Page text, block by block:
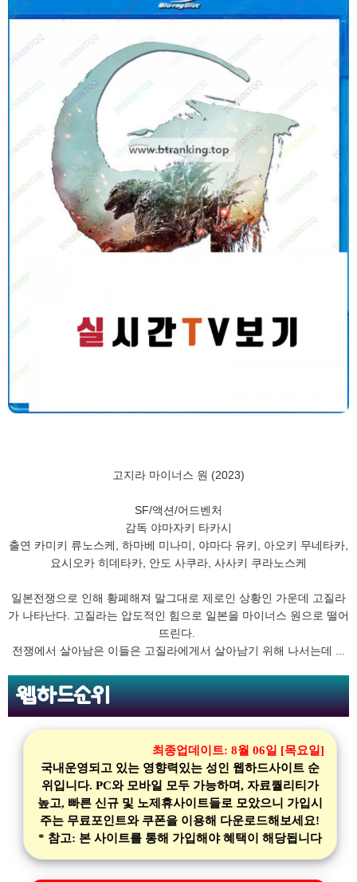
고지라 마이너스 원 (2023)
SF/액션/어드벤처
감독 야마자키 타카시
출연 카미키 류노스케, 하마베 미나미, 야마다 유키, 아오키 무네타카,
요시오카 히데타카, 안도 사쿠라, 사사키 쿠라노스케
일본전쟁으로 인해 황폐해져 말그대로 제로인 상황인 가운데 고질라
가 나타난다. 고질라는 압도적인 힘으로 일본을 마이너스 원으로 떨어
뜨린다.
전쟁에서 살아남은 이들은 고질라에게서 살아남기 위해 나서는데 ...
웹하드순위
최종업데이트: 8월 06일 [목요일]
국내운영되고 있는 영향력있는 성인 웹하드사이트 순
위입니다. PC와 모바일 모두 가능하며, 자료퀄리티가
높고, 빠른 신규 및 노제휴사이트들로 모았으니 가입시
주는 무료포인트와 쿠폰을 이용해 다운로드해보세요!
* 참고: 본 사이트를 통해 가입해야 혜택이 해당됩니다